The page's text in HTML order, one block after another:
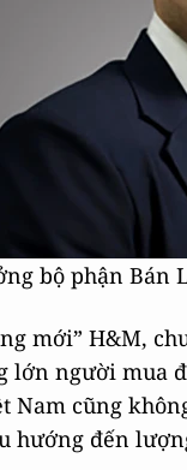
bộ phận Bán
mới” H&M,
lớn người mua
Nam cũng
hướng đến